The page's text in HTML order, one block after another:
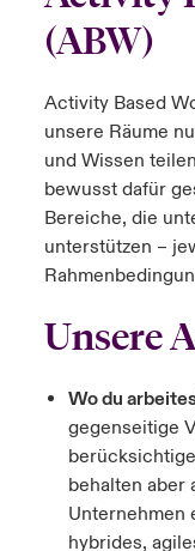
Kontakt
Anmeldung
Schäden
Group
Umwelt- und
Cyber
Services Snapshot
Deutschland
(French)
America
(French)
America
(French)
America
(French)
America
(French)
America
(French)
America
(French)
America
(French)
America
(French)
America
(French)
America
(French)
America
(ABW)
Activity Based
unsere Räume
und Wissen
bewusst dafür
Bereiche, die
unterstützen –
Unsere
Wo du
gegenseitige
behalten aber
Unternehmen
hybrides,